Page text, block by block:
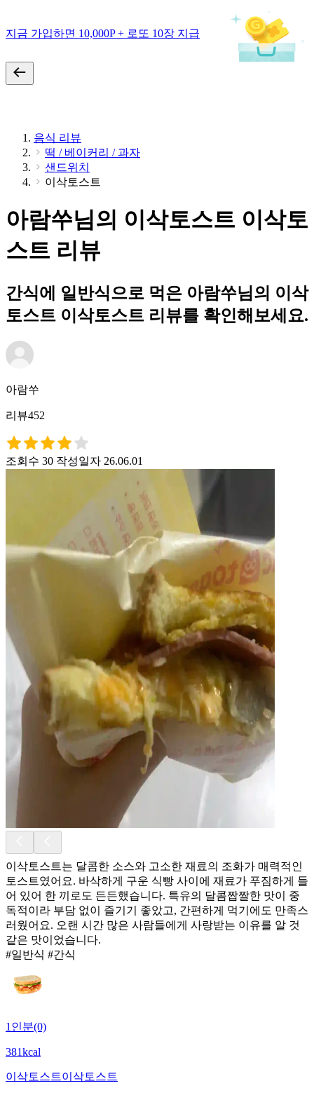
지금 가입하면 10,000P + 로또 10장 지급
음식 리뷰
떡 / 베이커리 / 과자
샌드위치
이삭토스트
아람쑤님의 이삭토스트 이삭토
스트 리뷰
간식에 일반식으로 먹은 아람쑤님의 이삭
토스트 이삭토스트 리뷰를 확인해보세요.
아람쑤
리뷰452
조회수 30 작성일자 26.06.01
이삭토스트는 달콤한 소스와 고소한 재료의 조화가 매력적인
토스트였어요. 바삭하게 구운 식빵 사이에 재료가 푸짐하게 들
어 있어 한 끼로도 든든했습니다. 특유의 달콤짭짤한 맛이 중
독적이라 부담 없이 즐기기 좋았고, 간편하게 먹기에도 만족스
러웠어요. 오랜 시간 많은 사람들에게 사랑받는 이유를 알 것
같은 맛이었습니다.
#일반식 #간식
1인분(0)
381kcal
이삭토스트이삭토스트